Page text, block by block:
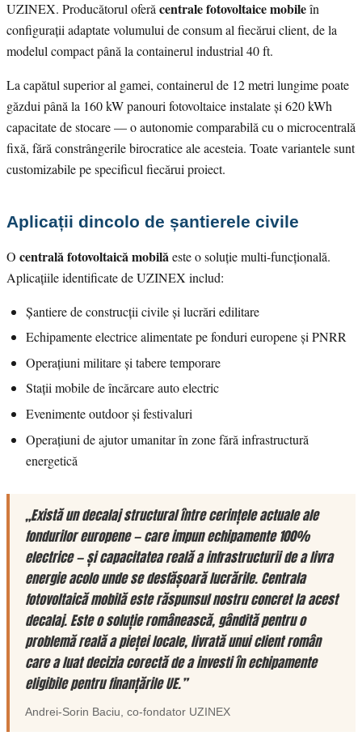
UZINEX. Producătorul oferă centrale fotovoltaice mobileîn
configurații adaptate volumului de consum al fiecărui client, de la
modelul compact până la containerul industrial 40 ft.
La capătul superior al gamei, containerul de 12 metri lungime poate
găzdui până la 160 kW panouri fotovoltaice instalate și 620 kWh
capacitate de stocare — o autonomie comparabilă cu o microcentrală
fixă, fără constrângerile birocratice ale acesteia. Toate variantele sunt
customizabile pe specificul fiecărui proiect.
Aplicații dincolo de șantierele civile
O centrală fotovoltaică mobilăeste o soluție multi-funcțională.
Aplicațiile identificate de UZINEX includ:
Șantiere de construcții civile și lucrări edilitare
Echipamente electrice alimentate pe fonduri europene și PNRR
Operațiuni militare și tabere temporare
Stații mobile de încărcare auto electric
Evenimente outdoor și festivaluri
Operațiuni de ajutor umanitar în zone fără infrastructură
energetică
„Există un decalaj structural între cerințele actuale ale
fondurilor europene — care impun echipamente 100%
electrice — și capacitatea reală a infrastructurii de a livra
energie acolo unde se desfășoară lucrările. Centrala
fotovoltaică mobilă este răspunsul nostru concret la acest
decalaj. Este o soluție românească, gândită pentru o
problemă reală a pieței locale, livrată unui client român
care a luat decizia corectă de a investi în echipamente
eligibile pentru finanțările UE.”
Andrei-Sorin Baciu, co-fondator UZINEX